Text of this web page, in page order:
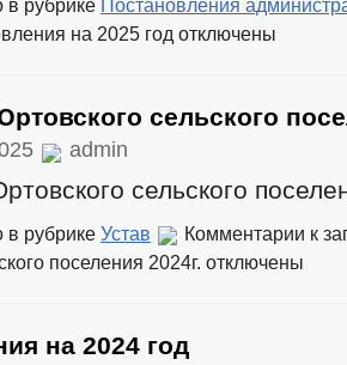
в рубрике Постановления
на 2025 год отключены
сельского
admin
сельского
в рубрике Устав Комментарии к
поселения 2024г. отключены
на 2024 год